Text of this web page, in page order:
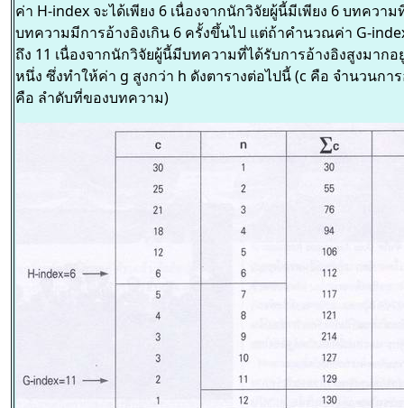
ค่า H-index จะได้เพียง 6 เนื่องจากนักวิจัยผู้นี้มีเพียง 6 บทควา
บทความมีการอ้างอิงเกิน 6 ครั้งขึ้นไป แต่ถ้าคำนวณค่า G-
ถึง 11 เนื่องจากนักวิจัยผู้นี้มีบทความที่ได้รับการอ้างอิงสูงมาก
หนึ่ง ซึ่งทำให้ค่า g สูงกว่า h ดังตารางต่อไปนี้ (c คือ จำนวนกา
คือ ลำดับที่ของบทความ)